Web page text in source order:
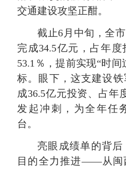
交通建设攻坚正酣。
截止6月中旬，全
完成34.5亿元，占年
53.1％，提前实现“时间
标。眼下，这支建设
成36.5亿元投资、占年
发起冲刺，为全年任
台。
亮眼成绩单的背
目的全力推进——从闽